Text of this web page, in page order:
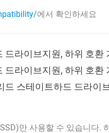
에서 확인하세요
드라이브지원, 하위 호환
드라이브지원, 하위 호환
드 스테이트하드 드라이
만 사용할 수 있습니다.